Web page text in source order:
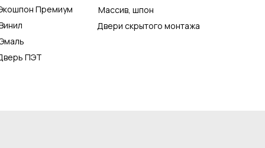
ПЭТ
Премиум
Двери скрытого монтажа
Массив, шпон